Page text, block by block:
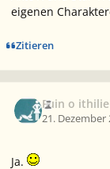
eigenen
Zitieren
Fuin o
21. Dezember
Ja.